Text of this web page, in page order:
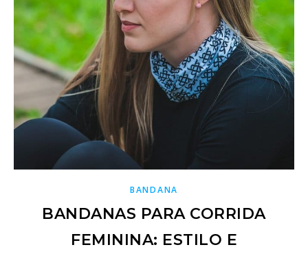
BANDANA
BANDANAS PARA CORRIDA
FEMININA: ESTILO E